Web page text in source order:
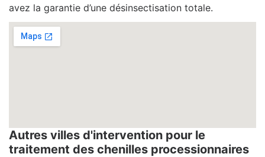
avez la garantie d’une désinsectisation totale.
Autres villes d'intervention pour le
traitement des chenilles processionnaires